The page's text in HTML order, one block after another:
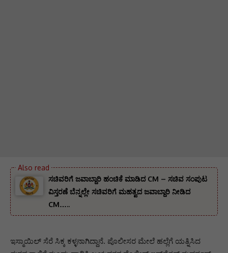
ಸಚಿವರಿಗೆ ಜವಾಬ್ದಾರಿ ಹಂಚಿಕೆ ಮಾಡಿದ CM – ಸಚಿವ ಸಂಪುಟ
ವಿಸ್ತರಣೆ ಬೆನ್ನಲ್ಲೇ ಸಚಿವರಿಗೆ ಮಹತ್ವದ ಜವಾಬ್ದಾರಿ ನೀಡಿದ
CM…..
ಇಸ್ಮಾಯಿಲ್ ಸೆರೆ ಸಿಕ್ಕ ಕಳ್ಳನಾಗಿದ್ದಾನೆ. ಪೊಲೀಸರ ಮೇಲೆ ಹಲ್ಲೆಗೆ ಯತ್ನಿಸಿದ